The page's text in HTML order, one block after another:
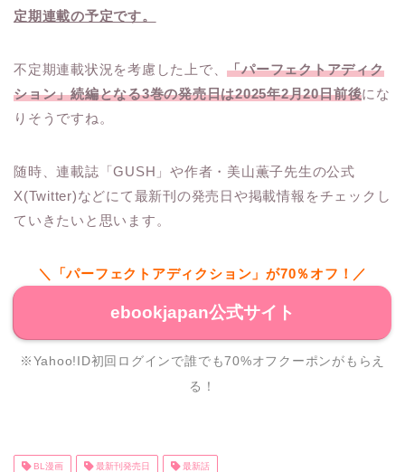
定期連載の予定です。
不定期連載状況を考慮した上で、「パーフェクトアディク
ション」続編となる3巻の発売日は2025年2月20日前後にな
りそうですね。
随時、連載誌「GUSH」や作者・美山薫子先生の公式
X(Twitter)などにて最新刊の発売日や掲載情報をチェックし
ていきたいと思います。
＼「パーフェクトアディクション」が70％オフ！／
ebookjapan公式サイト
※Yahoo!ID初回ログインで誰でも70%オフクーポンがもらえ
る！
BL漫画 最新刊発売日 最新話